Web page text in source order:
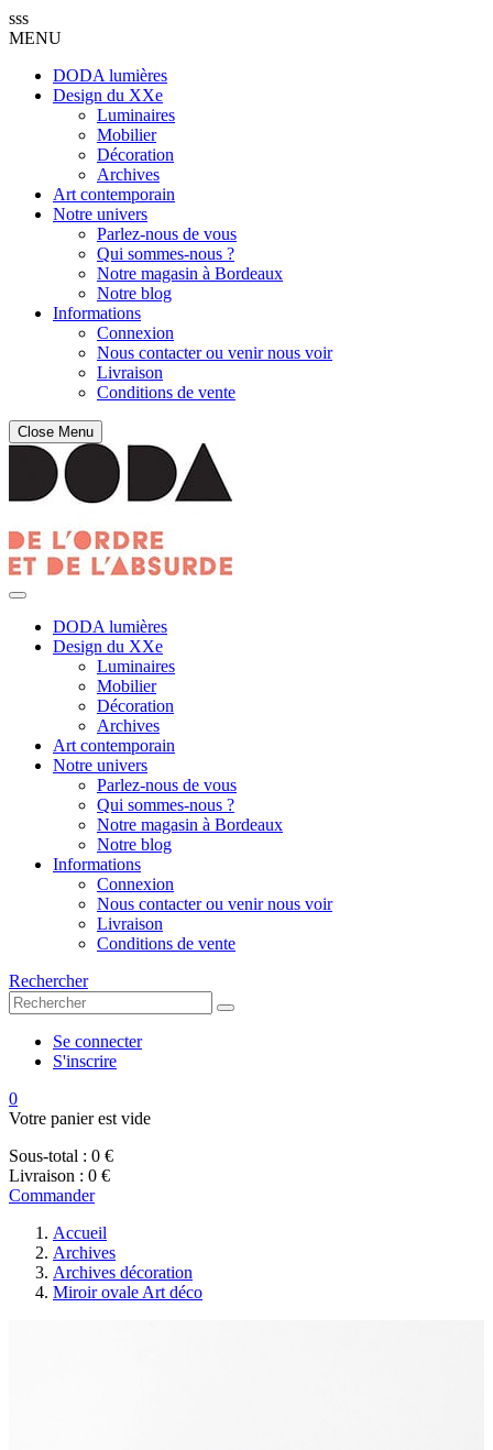
sss
MENU
DODA lumières
Design du XXe
Luminaires
Mobilier
Décoration
Archives
Art contemporain
Notre univers
Parlez-nous de vous
Qui sommes-nous ?
Notre magasin à Bordeaux
Notre blog
Informations
Connexion
Nous contacter ou venir nous voir
Livraison
Conditions de vente
Close Menu
DODA lumières
Design du XXe
Luminaires
Mobilier
Décoration
Archives
Art contemporain
Notre univers
Parlez-nous de vous
Qui sommes-nous ?
Notre magasin à Bordeaux
Notre blog
Informations
Connexion
Nous contacter ou venir nous voir
Livraison
Conditions de vente
Rechercher
Se connecter
S'inscrire
0
Votre panier est vide
Sous-total : 0 €
Livraison : 0 €
Commander
Accueil
Archives
Archives décoration
Miroir ovale Art déco